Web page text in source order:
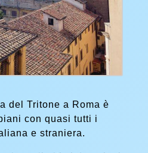
del Tritone a Roma è
con quasi tutti i
e straniera.